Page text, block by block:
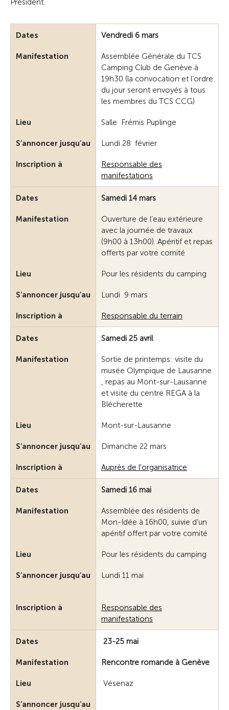
Président.
Dates Vendredi 6 mars
Manifestation
Assemblée Générale du TCS
Camping Club de Genève à
19h30 (la convocation et l’ordre
du jour seront envoyés à tous
les membres du TCS CCG)
Lieu Salle Frémis Puplinge
S’annoncer jusqu’au Lundi 28 février
Inscription à
Responsable des
manifestations
Dates Samedi 14 mars
Manifestation
Ouverture de l’eau extérieure
avec la journée de travaux
(9h00 à 13h00). Apéritif et repas
offerts par votre comité
Lieu Pour les résidents du camping
S’annoncer jusqu’au Lundi 9 mars
Inscription à Responsable du terrain
Dates Samedi 25 avril
Manifestation
Sortie de printemps: visite du
musée Olympique de Lausanne
, repas au Mont-sur-Lausanne
et visite du centre REGA à la
Blécherette
Lieu Mont-sur-Lausanne
S’annoncer jusqu’au Dimanche 22 mars
Inscription à Auprès de l'organisatrice
Dates Samedi 16 mai
Manifestation
Assemblée des résidents de
Mon-Idée à 16h00, suivie d’un
apéritif offert par votre comité
Lieu Pour les résidents du camping
S’annoncer jusqu’au Lundi 11 mai
Inscription à
Responsable des
manifestations
Dates 23-25 mai
Manifestation Rencontre romande à Genève
Lieu Vésenaz
S’annoncer jusqu’au